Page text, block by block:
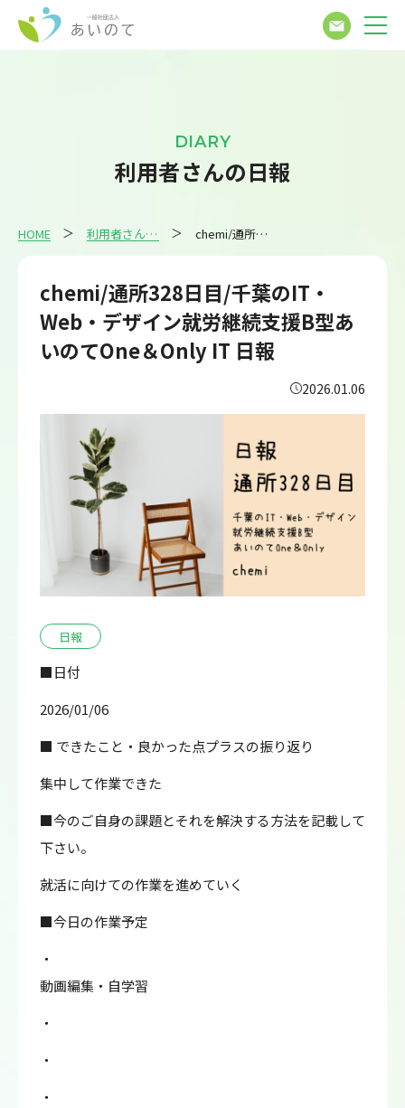
DIARY
利用者さんの日報
HOME 利用者さんの日報 chemi/通所328日目/千葉のIT・Web・デザイン就労継続支援B型あいのてOne＆Only IT 日報
chemi/通所328日目/千葉のIT・
Web・デザイン就労継続支援B型あ
いのてOne＆Only IT 日報
2026.01.06
日報
■日付
2026/01/06
■ できたこと・良かった点プラスの振り返り
集中して作業できた
■今のご自身の課題とそれを解決する方法を記載して
下さい。
就活に向けての作業を進めていく
■今日の作業予定
・
動画編集・自学習
・
・
・